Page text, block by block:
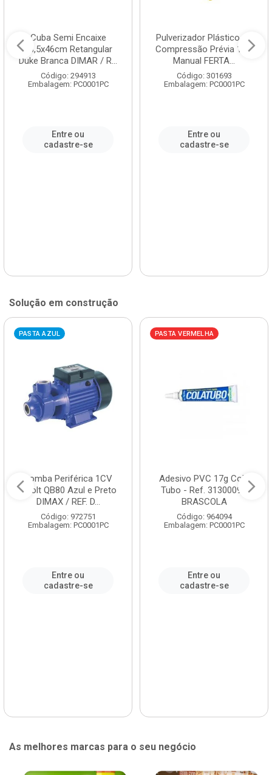
Cuba Semi Encaixe
58,5x46cm Retangular
Duke Branca DIMAR / R...
Código: 294913
Embalagem: PC0001PC
Entre ou
cadastre-se
Pulverizador Plástico de
Compressão Prévia 1,5L
Manual FERTA...
Código: 301693
Embalagem: PC0001PC
Entre ou
cadastre-se
Solução em construção
PASTA AZUL
Bomba Periférica 1CV
Bivolt QB80 Azul e Preto
DIMAX / REF. D...
Código: 972751
Embalagem: PC0001PC
Entre ou
cadastre-se
PASTA VERMELHA
Adesivo PVC 17g Cola
Tubo - Ref. 3130009 -
BRASCOLA
Código: 964094
Embalagem: PC0001PC
Entre ou
cadastre-se
As melhores marcas para o seu negócio